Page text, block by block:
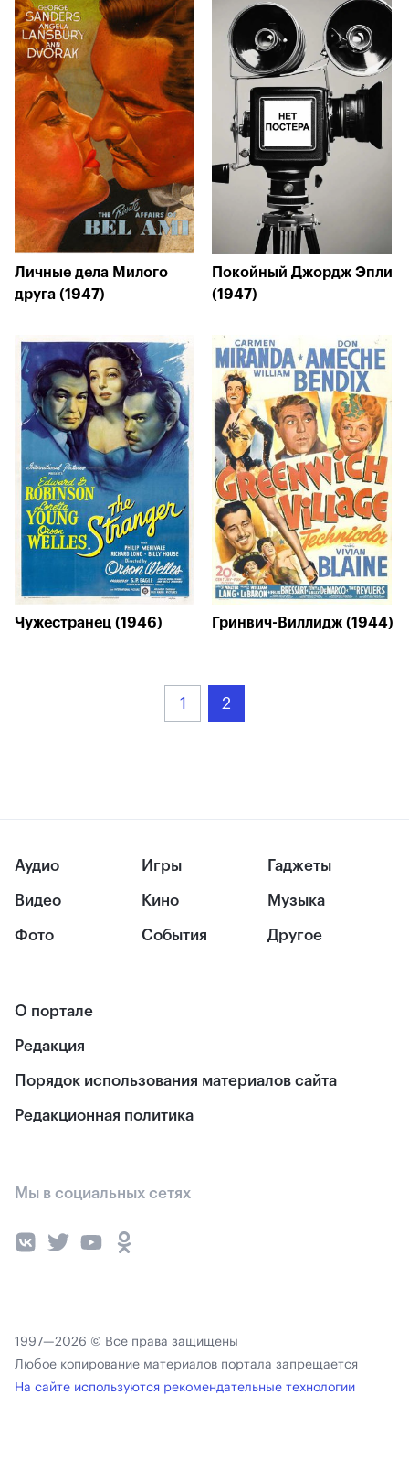
Личные дела Милого
друга (1947)
Покойный Джордж Эпли
(1947)
Чужестранец (1946) Гринвич-Виллидж (1944)
1 2
Аудио
Видео
Фото
Игры
Кино
События
Гаджеты
Музыка
Другое
О портале
Редакция
Порядок использования материалов сайта
Редакционная политика
Мы в социальных сетях
1997—2026 © Все права защищены
Любое копирование материалов портала запрещается
На сайте используются рекомендательные технологии